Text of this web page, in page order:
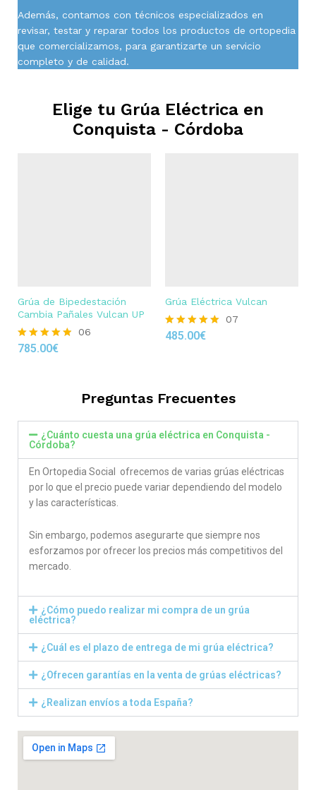
Además, contamos con técnicos especializados en
revisar, testar y reparar todos los productos de ortopedia
que comercializamos, para garantizarte un servicio
completo y de calidad.
Elige tu Grúa Eléctrica en
Conquista - Córdoba
Grúa de Bipedestación
Cambia Pañales Vulcan UP
Rated
06
785.00€
Grúa Eléctrica Vulcan
Rated
07
485.00€
Preguntas Frecuentes
¿Cuánto cuesta una grúa eléctrica en Conquista -
Córdoba?
En Ortopedia Social ofrecemos de varias grúas eléctricas
por lo que el precio puede variar dependiendo del modelo
y las características.
Sin embargo, podemos asegurarte que siempre nos
esforzamos por ofrecer los precios más competitivos del
mercado.
¿Cómo puedo realizar mi compra de un grúa
eléctrica?
¿Cuál es el plazo de entrega de mi grúa eléctrica?
¿Ofrecen garantías en la venta de grúas eléctricas?
¿Realizan envíos a toda España?